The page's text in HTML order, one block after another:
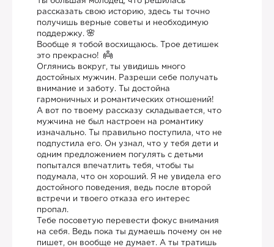
рассказать свою историю, здесь ты точно
получишь верные советы и необходимую
поддержку.
Вообще я тобой восхищаюсь. Трое детишек
это прекрасно!
Оглянись вокруг, ты увидишь много
достойных мужчин. Разреши себе получать
внимание и заботу. Ты достойна
гармоничных и романтических отношений!
А вот по твоему рассказу складывается, что
мужчина не был настроен на романтику
изначально. Ты правильно поступила, что не
подпустила его. Он узнал, что у тебя дети и
одним предложением погулять с детьми
попытался впечатлить тебя, чтобы ты
подумала, что он хороший. Я не увидела его
достойного поведения, ведь после второй
встречи и твоего отказа его интерес
пропал.
Тебе посоветую перевести фокус внимания
на себя. Ведь пока ты думаешь почему он не
пишет, он вообще не думает. А ты тратишь